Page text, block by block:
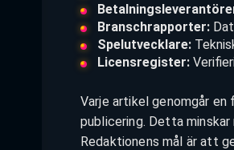
Branschrapporter:
Spelutvecklare:
Licensregister:
Varje artikel genomgår
publicering. Detta
Redaktionens mål är att